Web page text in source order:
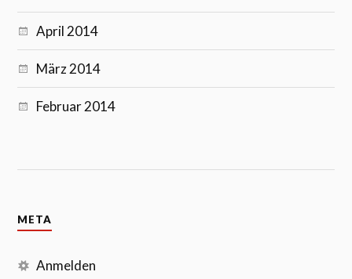
April 2014
März 2014
Februar 2014
META
Anmelden